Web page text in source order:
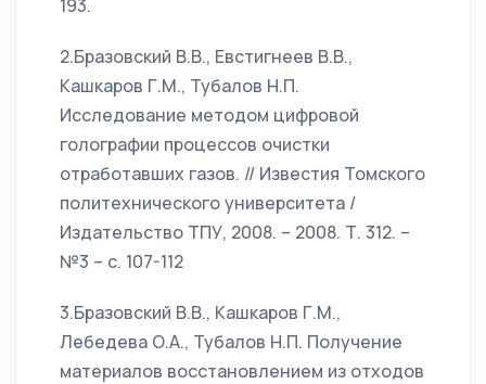
193.
2.Бразовский В.В., Евстигнеев В.В.,
Кашкаров Г.М., Тубалов Н.П.
Исследование методом цифровой
голографии процессов очистки
отработавших газов. // Известия Томского
политехнического университета /
Издательство ТПУ, 2008. – 2008. Т. 312. –
№3 – с. 107-112
3.Бразовский В.В., Кашкаров Г.М.,
Лебедева О.А., Тубалов Н.П. Получение
материалов восстановлением из отходов